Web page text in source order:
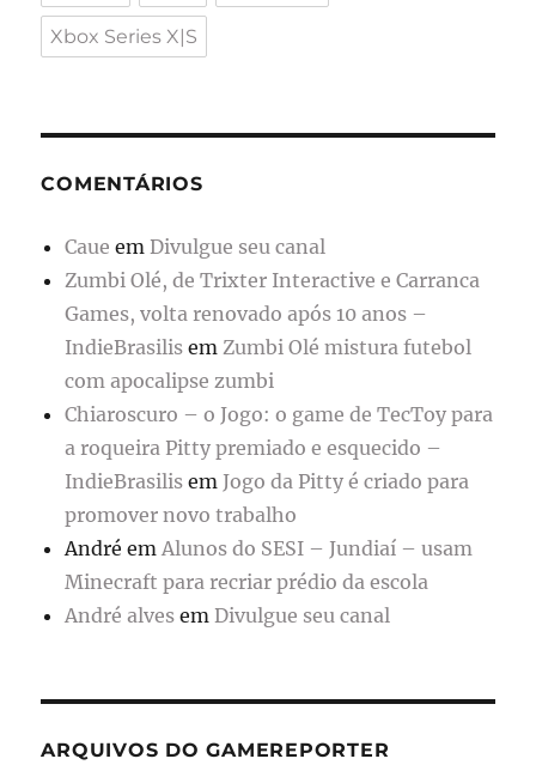
Xbox Series X|S
COMENTÁRIOS
Caue emDivulgue seu canal
Zumbi Olé, de Trixter Interactive e Carranca
Games, volta renovado após 10 anos –
IndieBrasilis emZumbi Olé mistura futebol
com apocalipse zumbi
Chiaroscuro – o Jogo: o game de TecToy para
a roqueira Pitty premiado e esquecido –
IndieBrasilis em Jogo da Pitty é criado para
promover novo trabalho
André emAlunos do SESI – Jundiaí – usam
Minecraft para recriar prédio da escola
André alves emDivulgue seu canal
ARQUIVOS DO GAMEREPORTER